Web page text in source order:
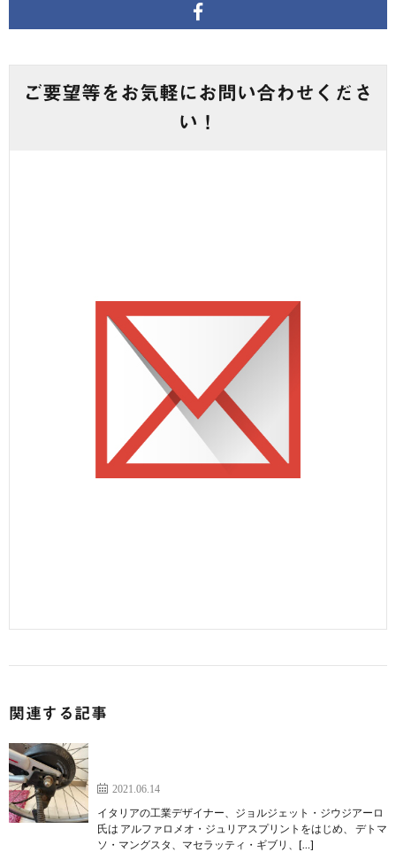
ご要望等をお気軽にお問い合わせくださ
い！
関連する記事
2021.06.14
イタリアの⼯業デザイナー、ジョルジェット・ジウジアーロ
⽒は アルファロメオ・ジュリアスプリントをはじめ、 デトマ
ソ・マングスタ、マセラッティ・ギブリ、[…]